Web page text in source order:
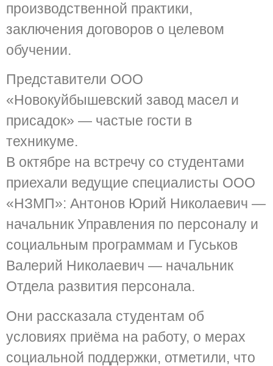
производственной практики,
заключения договоров о целевом
обучении.
Представители ООО
«Новокуйбышевский завод масел и
присадок» — частые гости в
техникуме.
В октябре на встречу со студентами
приехали ведущие специалисты ООО
«НЗМП»: Антонов Юрий Николаевич —
начальник Управления по персоналу и
социальным программам и Гуськов
Валерий Николаевич — начальник
Отдела развития персонала.
Они рассказала студентам об
условиях приёма на работу, о мерах
социальной поддержки, отметили, что